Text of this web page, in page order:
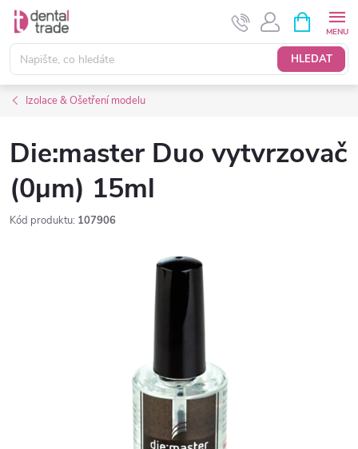
Přejít
obsah
HLEDAT
NÁKUPNÍ
KOŠÍK
Izolace & Ošetření modelu
Die:master Duo vytvrzovač
(0µm) 15ml
Kód produktu: 107906